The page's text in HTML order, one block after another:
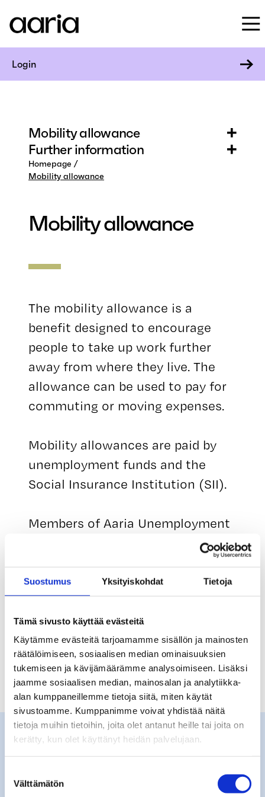
Suostumus Yksityiskohdat Tietoja
Tämä sivusto käyttää evästeitä
Käytämme evästeitä tarjoamamme sisällön ja mainosten
räätälöimiseen, sosiaalisen median ominaisuuksien
tukemiseen ja kävijämäärämme analysoimiseen. Lisäksi
jaamme sosiaalisen median, mainosalan ja analytiikka-
alan kumppaneillemme tietoja siitä, miten käytät
sivustoamme. Kumppanimme voivat yhdistää näitä
tietoja muihin tietoihin, joita olet antanut heille tai joita on
kerätty, kun olet käyttänyt heidän palvelujaan.
valinta
Välttämätön
Login
Mobility allowance
Further information
Homepage
Mobility allowance
Mobility allowance
The mobility allowance is a
benefit designed to encourage
people to take up work further
away from where they live. The
allowance can be used to pay for
commuting or moving expenses.
Mobility allowances are paid by
unemployment funds and the
Social Insurance Institution (SII).
Members of Aaria Unemployment
Fund can apply for the allowance
through us. Please familiarise
yourself with theeligibility criteria
andinstructions for applicants
before you apply.
Become a member
Unemployment fund membership